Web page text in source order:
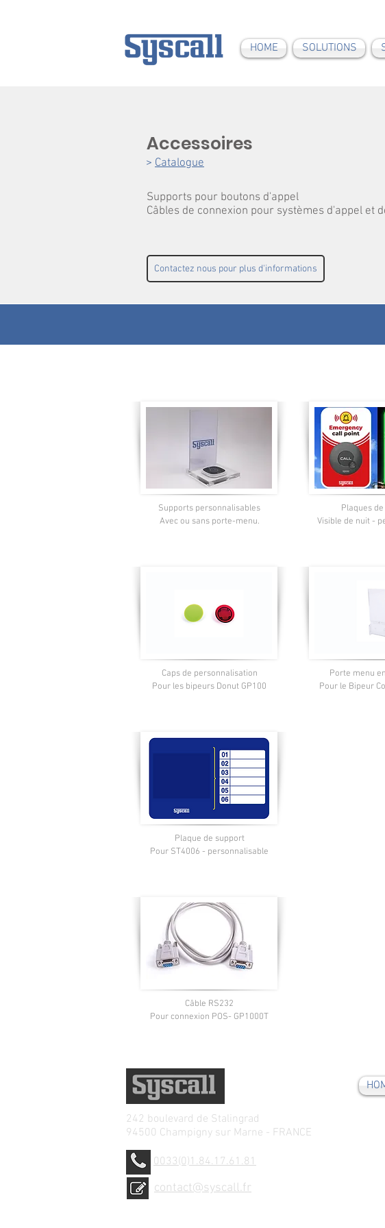
HOME SOLUTIONS
Accessoires
> Catalogue
Supports pour boutons d'appel
Câbles de connexion pour systèmes d'appel et
Contactez nous pour plus d'informations
Supports personnalisables
Avec ou sans porte-menu.
Caps de personnalisation
Pour les bipeurs Donut GP100
Plaques
Visible de nuit -
Porte menu
Pour le Bipeur
Plaque de support
Pour ST4006 - personnalisable
Câble RS232
Pour connexion POS- GP1000T
242 boulevard de Stalingrad
94500 Champigny sur Marne - FRANCE
0033(0)1.84.17.61.81
contact@syscall.fr